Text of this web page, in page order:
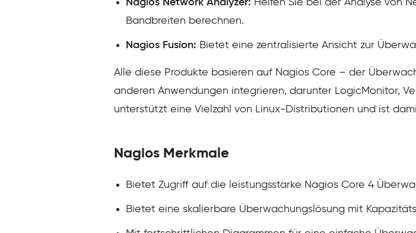
Nagios Network Analyzer: Helfen Sie bei der Analyse von
Bandbreiten berechnen.
Nagios Fusion: Bietet eine zentralisierte Ansicht zur
Alle diese Produkte basieren auf Nagios Core – der
anderen Anwendungen integrieren, darunter LogicMonitor,
unterstützt eine Vielzahl von Linux-Distributionen und ist
Nagios Merkmale
Bietet Zugriff auf die leistungsstarke Nagios Core 4
Bietet eine skalierbare Überwachungslösung mit